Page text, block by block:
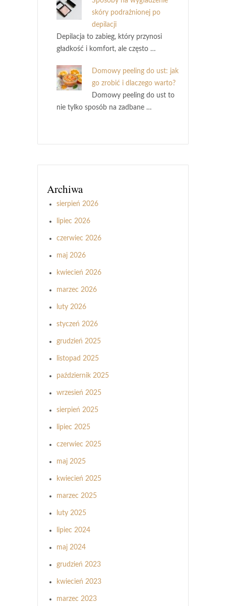
skóry podrażnionej po
depilacji
Depilacja to zabieg, który przynosi
gładkość i komfort, ale często …
Domowy peeling do ust: jak
go zrobić i dlaczego warto?
Domowy peeling do ust to
nie tylko sposób na zadbane …
Archiwa
sierpień 2026
lipiec 2026
czerwiec 2026
maj 2026
kwiecień 2026
marzec 2026
luty 2026
styczeń 2026
grudzień 2025
listopad 2025
październik 2025
wrzesień 2025
sierpień 2025
lipiec 2025
czerwiec 2025
maj 2025
kwiecień 2025
marzec 2025
luty 2025
lipiec 2024
maj 2024
grudzień 2023
kwiecień 2023
marzec 2023